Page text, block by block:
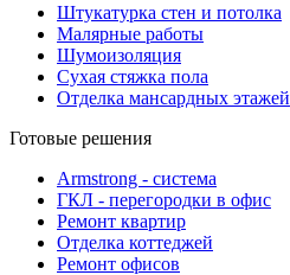
Штукатурка стен и потолка
Малярные работы
Шумоизоляция
Сухая стяжка пола
Отделка мансардных этажей
Готовые решения
Armstrong - система
ГКЛ - перегородки в офис
Ремонт квартир
Отделка коттеджей
Ремонт офисов